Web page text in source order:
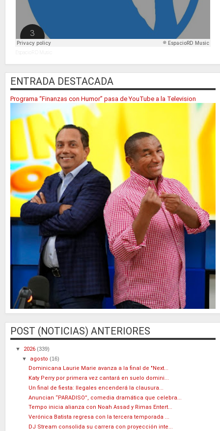
ENTRADA DESTACADA
Programa “Finanzas con Humor” pasa de YouTube a la Television
POST (NOTICIAS) ANTERIORES
▼ 2026 (339)
▼ agosto(16)
Dominicana Laurie Marie avanza a la final de "Next...
Katy Perry por primera vez cantará en suelo domini...
Un final de fiesta: Ilegales encenderá la clausura...
Anuncian “PARADISO”, comedia dramática que celebra...
Tempo inicia alianza con Noah Assad y Rimas Entert...
Verónica Batista regresa con la tercera temporada ...
DJ Stream consolida su carrera con proyección inte...